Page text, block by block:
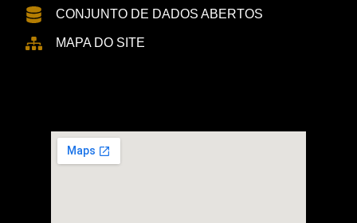
CONJUNTO DE DADOS ABERTOS
MAPA DO SITE